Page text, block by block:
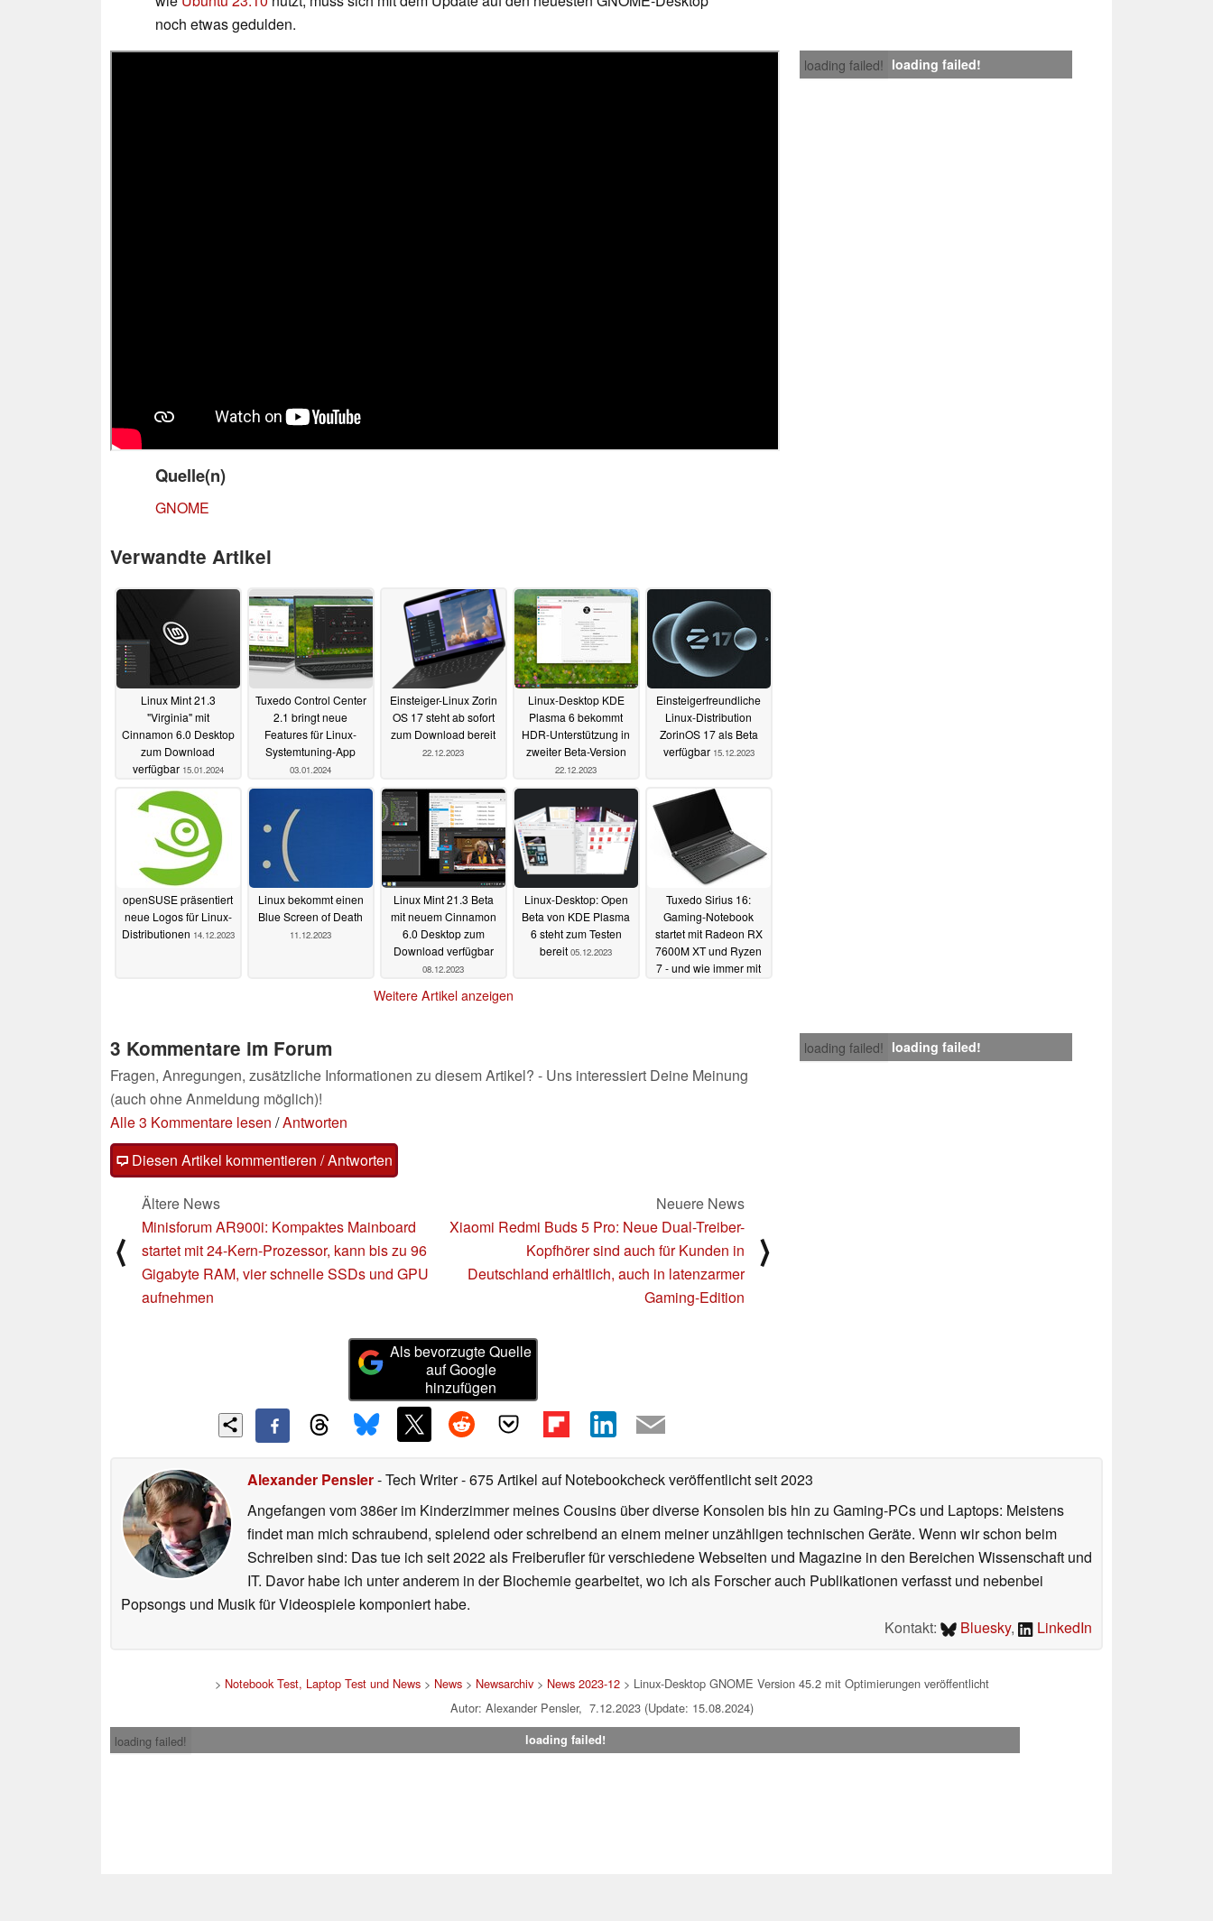
noch etwas gedulden.
loading failed! loading failed!
Quelle(n)
GNOME
Verwandte Artikel
Linux Mint 21.3
"Virginia" mit
Cinnamon 6.0 Desktop
zum Download
verfügbar 15.01.2024
Tuxedo Control Center
2.1 bringt neue
Features für Linux-
Systemtuning-App
03.01.2024
Einsteiger-Linux Zorin
OS 17 steht ab sofort
zum Download bereit
22.12.2023
Linux-Desktop KDE
Plasma 6 bekommt
HDR-Unterstützung in
zweiter Beta-Version
22.12.2023
Einsteigerfreundliche
Linux-Distribution
ZorinOS 17 als Beta
verfügbar 15.12.2023
openSUSE präsentiert
neue Logos für Linux-
Distributionen 14.12.2023
Linux bekommt einen
Blue Screen of Death
11.12.2023
Linux Mint 21.3 Beta
mit neuem Cinnamon
6.0 Desktop zum
Download verfügbar
08.12.2023
Linux-Desktop: Open
Beta von KDE Plasma
6 steht zum Testen
bereit 05.12.2023
Tuxedo Sirius 16:
Gaming-Notebook
startet mit Radeon RX
7600M XT und Ryzen
7 - und wie immer mit
Weitere Artikel anzeigen
loading failed! loading failed!
3 Kommentare im Forum
Fragen, Anregungen, zusätzliche Informationen zu diesem Artikel? - Uns interessiert Deine Meinung
(auch ohne Anmeldung möglich)!
Alle 3 Kommentare lesen /Antworten
Diesen Artikel kommentieren / Antworten
⟨
Ältere News
Minisforum AR900i: Kompaktes Mainboard
startet mit 24-Kern-Prozessor, kann bis zu 96
Gigabyte RAM, vier schnelle SSDs und GPU
aufnehmen
Neuere News
Xiaomi Redmi Buds 5 Pro: Neue Dual-Treiber-
Kopfhörer sind auch für Kunden in
Deutschland erhältlich, auch in latenzarmer
Gaming-Edition
⟩
Als bevorzugte Quelle
auf Google
hinzufügen
Alexander Pensler- Tech Writer- 675 Artikel auf Notebookcheck veröffentlichtseit 2023
Angefangen vom 386er im Kinderzimmer meines Cousins über diverse Konsolen bis hin zu Gaming-PCs und Laptops: Meistens
findet man mich schraubend, spielend oder schreibend an einem meiner unzähligen technischen Geräte. Wenn wir schon beim
Schreiben sind: Das tue ich seit 2022 als Freiberufler für verschiedene Webseiten und Magazine in den Bereichen Wissenschaft und
IT. Davor habe ich unter anderem in der Biochemie gearbeitet, wo ich als Forscher auch Publikationen verfasst und nebenbei
Popsongs und Musik für Videospiele komponiert habe.
Kontakt:
Bluesky, LinkedIn
> Notebook Test, Laptop Test und News > News > Newsarchiv > News 2023-12 > Linux-Desktop GNOME Version 45.2 mit Optimierungen veröffentlicht
Autor: Alexander Pensler, 7.12.2023 (Update: 15.08.2024)
loading failed!
loading failed!